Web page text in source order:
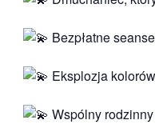
Bezpłatne
Eksplozja
Wspólny